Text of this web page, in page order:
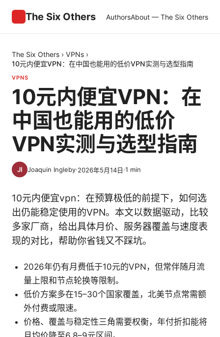
The Six Others AuthorsAbout — The Six Others
The Six Others › VPNs ›
10元内便宜VPN：在中国也能用的低价VPN实测与选型指南
VPNS
10元内便宜VPN：在
中国也能用的低价
VPN实测与选型指南
Joaquin Ingleby·2026年5月14日·1 min
10元内便宜vpn：在预算极低的前提下，如何选
出仍能稳定使用的VPN。本文以数据驱动，比较
多家厂商，给出具体月价、服务器覆盖与速度表
现的对比，帮助你省钱又不踩坑。
2026年仍有月费低于10元的VPN，但常伴随月流
量上限和节点轮换等限制。
低价方案多在15–30个国家覆盖，北美节点常需额
外付费或限速。
价格、覆盖与稳定性三角需要权衡，年付折扣能将